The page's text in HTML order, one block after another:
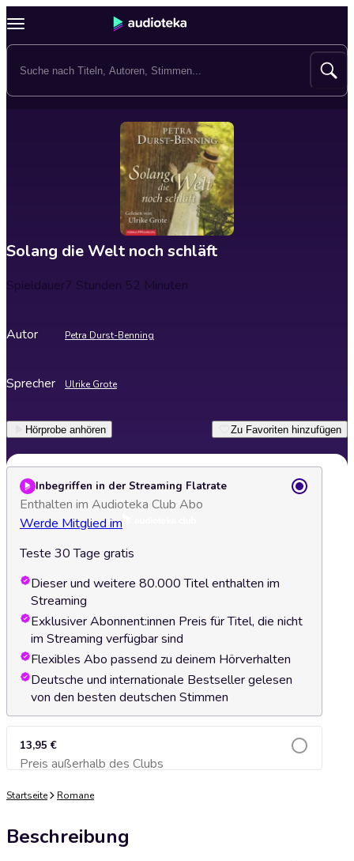
Solang die Welt noch schläft
Spieldauer7 Stunden 52 Minuten
Autor Petra Durst-Benning
Sprecher Ulrike Grote
Hörprobe anhören Zu Favoriten hinzufügen
Inbegriffen in der Streaming Flatrate
Enthalten im Audioteka Club Abo
Werde Mitglied im
Teste 30 Tage gratis
Dieser und weitere 80.000 Titel enthalten im
Streaming
Exklusiver Abonnent:innen Preis für Titel, die nicht
im Streaming verfügbar sind
Flexibles Abo passend zu deinem Hörverhalten
Deutsche und internationale Bestseller gelesen
von den besten deutschen Stimmen
13,95 €
Preis außerhalb des ClubsZum Warenkorb hinzufügen
Startseite Romane
Beschreibung